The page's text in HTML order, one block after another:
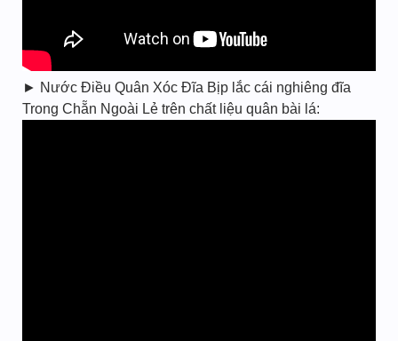
► Nước Điều Quân Xóc Đĩa Bịp lắc cái nghiêng đĩa
Trong Chẵn Ngoài Lẻ trên chất liệu quân bài lá: